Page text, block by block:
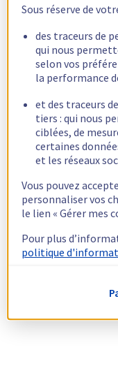
Sous réserve de
des traceurs de
qui nous
selon vos
la performance
et des traceurs
tiers : qui nous
ciblées, de
certaines
et les réseaux
Vous pouvez
personnaliser vos
le lien « Gérer mes
Pour plus
politique